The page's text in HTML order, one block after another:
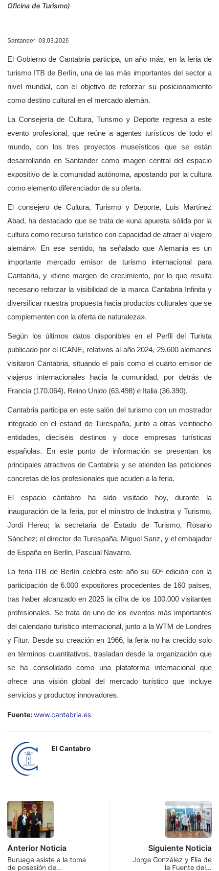
Oficina de Turismo)
Santander- 03.03.2026
El Gobierno de Cantabria participa, un año más, en la feria de
turismo ITB de Berlín, una de las más importantes del sector a
nivel mundial, con el objetivo de reforzar su posicionamiento
como destino cultural en el mercado alemán.
La Consejería de Cultura, Turismo y Deporte regresa a este
evento profesional, que reúne a agentes turísticos de todo el
mundo, con los tres proyectos museísticos que se están
desarrollando en Santander como imagen central del espacio
expositivo de la comunidad autónoma, apostando por la cultura
como elemento diferenciador de su oferta.
El consejero de Cultura, Turismo y Deporte, Luis Martínez
Abad, ha destacado que se trata de «una apuesta sólida por la
cultura como recurso turístico con capacidad de atraer al viajero
alemán». En ese sentido, ha señalado que Alemania es un
importante mercado emisor de turismo internacional para
Cantabria, y «tiene margen de crecimiento, por lo que resulta
necesario reforzar la visibilidad de la marca Cantabria Infinita y
diversificar nuestra propuesta hacia productos culturales que se
complementen con la oferta de naturaleza».
Según los últimos datos disponibles en el Perfil del Turista
publicado por el ICANE, relativos al año 2024, 29.600 alemanes
visitaron Cantabria, situando el país como el cuarto emisor de
viajeros internacionales hacia la comunidad, por detrás de
Francia (170.064), Reino Unido (63.498) e Italia (36.390).
Cantabria participa en este salón del turismo con un mostrador
integrado en el estand de Turespaña, junto a otras veintiocho
entidades, dieciséis destinos y doce empresas turísticas
españolas. En este punto de información se presentan los
principales atractivos de Cantabria y se atienden las peticiones
concretas de los profesionales que acuden a la feria.
El espacio cántabro ha sido visitado hoy, durante la
inauguración de la feria, por el ministro de Industria y Turismo,
Jordi Hereu; la secretaria de Estado de Turismo, Rosario
Sánchez; el director de Turespaña, Miguel Sanz, y el embajador
de España en Berlín, Pascual Navarro.
La feria ITB de Berlín celebra este año su 60ª edición con la
participación de 6.000 expositores procedentes de 160 países,
tras haber alcanzado en 2025 la cifra de los 100.000 visitantes
profesionales. Se trata de uno de los eventos más importantes
del calendario turístico internacional, junto a la WTM de Londres
y Fitur. Desde su creación en 1966, la feria no ha crecido solo
en términos cuantitativos, trasladan desde la organización que
se ha consolidado como una plataforma internacional que
ofrece una visión global del mercado turístico que incluye
servicios y productos innovadores.
Fuente:www.cantabria.es
El Cantabro
Anterior Noticia
Buruaga asiste a la toma
de posesión de…
Siguiente Noticia
Jorge González y Elia de
la Fuente del…